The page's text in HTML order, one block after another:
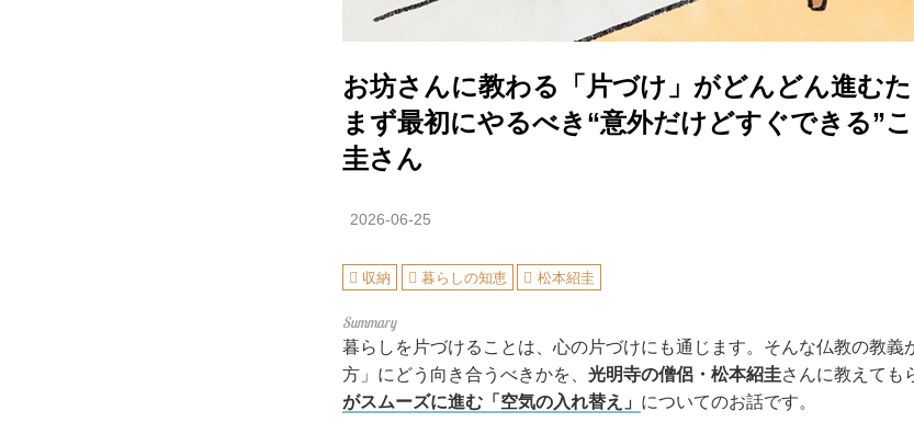
お坊さんに教わる「片づけ」がどんどん進むた
まず最初にやるべき“意外だけどすぐできる”
圭さん
2026-06-25
収納 暮らしの知恵 松本紹圭
暮らしを片づけることは、心の片づけにも通じます。そんな仏教の教義
方」にどう向き合うべきかを、 光明寺の僧侶・松本紹圭さんに教えても
がスムーズに進む「空気の入れ替え」 についてのお話です。